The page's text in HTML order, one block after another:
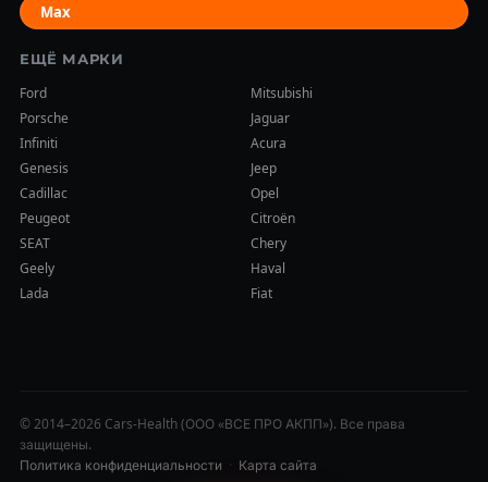
Max
ЕЩЁ МАРКИ
Ford
Mitsubishi
Porsche
Jaguar
Infiniti
Acura
Genesis
Jeep
Cadillac
Opel
Peugeot
Citroën
SEAT
Chery
Geely
Haval
Lada
Fiat
© 2014–2026 Cars-Health (ООО «ВСЕ ПРО АКПП»). Все права
защищены.
Политика конфиденциальности · Карта сайта